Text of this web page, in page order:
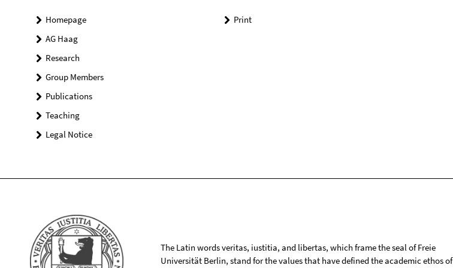
Homepage
AG Haag
Research
Group Members
Publications
Teaching
Legal Notice
Print
The Latin words veritas, iustitia, and libertas, which frame the seal of Freie
Universität Berlin, stand for the values that have defined the academic ethos of